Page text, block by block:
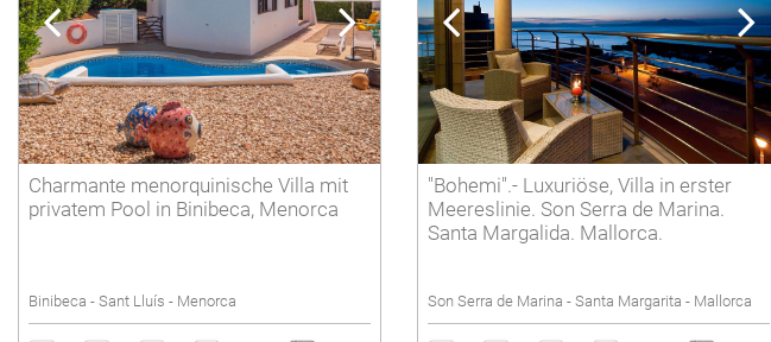
PUERTO ALCUDIA
Löschen
6 Personen
7 Personen
8 Personen
9 Personen
10 Personen
5 Zimmer
6 Zimmer
7 Zimmer
8 Zimmer
9 Zimmer
10 Zimmer
Charmante menorquinische Villa mit
privatem Pool in Binibeca, Menorca
Binibeca - Sant Lluís - Menorca
"Bohemi".- Luxuriöse, Villa in erster
Meereslinie. Son Serra de Marina.
Santa Margalida. Mallorca.
Son Serra de Marina - Santa Margarita - Mallorca